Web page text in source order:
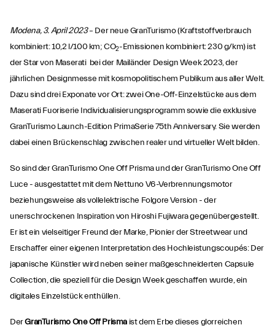
Modena, 3. April 2023– Der neue GranTurismo (Kraftstoffverbrauch
kombiniert: 10,2 l/100 km; CO2-Emissionen kombiniert: 230 g/km) ist
der Star von Maserati bei der Mailänder Design Week 2023, der
jährlichen Designmesse mit kosmopolitischem Publikum aus aller Welt.
Dazu sind drei Exponate vor Ort: zwei One-Off-Einzelstücke aus dem
Maserati Fuoriserie Individualisierungsprogramm sowie die exklusive
GranTurismo Launch-Edition PrimaSerie 75th Anniversary. Sie werden
dabei einen Brückenschlag zwischen realer und virtueller Welt bilden.
So sind der GranTurismo One Off Prisma und der GranTurismo One Off
Luce - ausgestattet mit dem Nettuno V6-Verbrennungsmotor
beziehungsweise als vollelektrische Folgore Version - der
unerschrockenen Inspiration von Hiroshi Fujiwara gegenübergestellt.
Er ist ein vielseitiger Freund der Marke, Pionier der Streetwear und
Erschaffer einer eigenen Interpretation des Hochleistungscoupés: Der
japanische Künstler wird neben seiner maßgeschneiderten Capsule
Collection, die speziell für die Design Week geschaffen wurde, ein
digitales Einzelstück enthüllen.
DerGranTurismo One Off Prisma ist dem Erbe dieses glorreichen